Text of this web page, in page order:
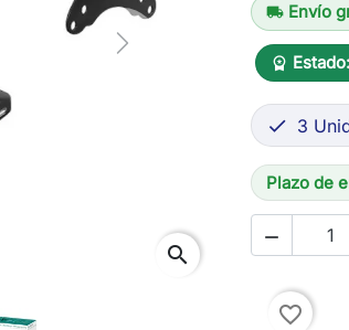
Next
search
local_shipping Envío
workspace_premium Estado:
 3
Plazo de

favorite_border